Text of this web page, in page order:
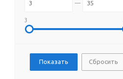
3
Сбросить